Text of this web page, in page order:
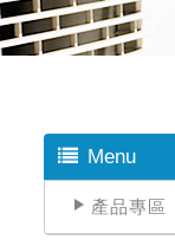
Menu
產品專區